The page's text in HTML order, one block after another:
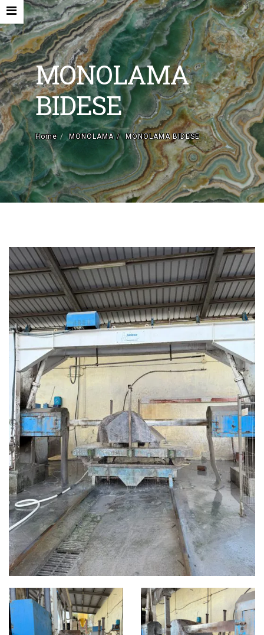
HOME
AZIENDA
MACCHINE NUOVE E ACCESSORI
MACCHINE USATE
IT
CATEGORIE
MONOLAMA
BIDESE
Home MONOLAMA MONOLAMA BIDESE